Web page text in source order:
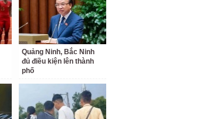
Quảng Ninh, Bắc Ninh
đủ điều kiện lên thành
phố